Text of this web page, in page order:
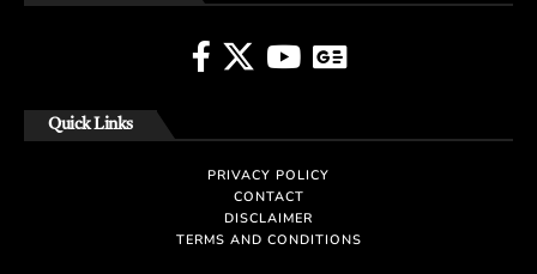
Quick Links
PRIVACY POLICY
CONTACT
DISCLAIMER
TERMS AND CONDITIONS